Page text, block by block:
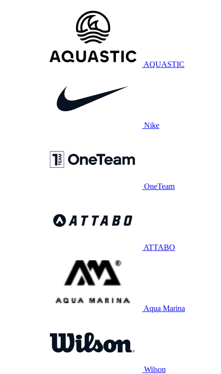
AQUASTIC
Nike
OneTeam
ATTABO
Aqua Marina
Wilson